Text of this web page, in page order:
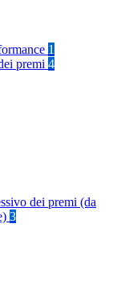
1
premi 4
dei premi (da
3